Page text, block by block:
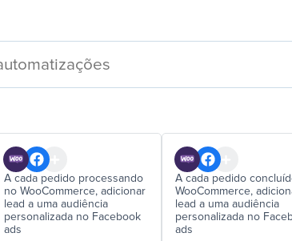
A cada pedido processando
no WooCommerce, adicionar
lead a uma audiência
personalizada no Facebook
ads
A cada pedido
WooCommerce,
lead a uma audiência
personalizada no
ads